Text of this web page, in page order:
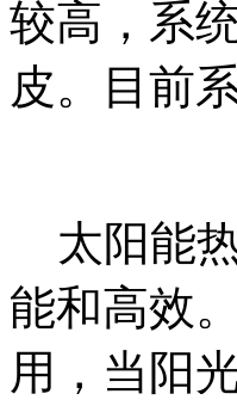
较高，系
皮。目前
太阳能
能和高效
用，当阳